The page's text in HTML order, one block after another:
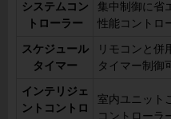
システムコン
トローラー
集中制御に省
性能コントロ
スケジュール
タイマー
リモコンと併
タイマー制御
インテリジェ
ントコントロ
室内ユニット
コントローラ